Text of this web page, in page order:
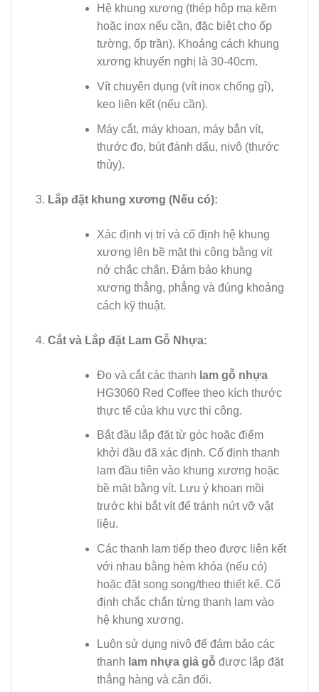
Hệ khung xương (thép hộp mạ kẽm
hoặc inox nếu cần, đặc biệt cho ốp
tường, ốp trần). Khoảng cách khung
xương khuyến nghị là 30-40cm.
Vít chuyên dụng (vít inox chống gỉ),
keo liên kết (nếu cần).
Máy cắt, máy khoan, máy bắn vít,
thước đo, bút đánh dấu, nivô (thước
thủy).
Lắp đặt khung xương (Nếu có):
Xác định vị trí và cố định hệ khung
xương lên bề mặt thi công bằng vít
nở chắc chắn. Đảm bảo khung
xương thẳng, phẳng và đúng khoảng
cách kỹ thuật.
Cắt và Lắp đặt Lam Gỗ Nhựa:
Đo và cắt các thanh lam gỗ nhựa
HG3060 Red Coffee theo kích thước
thực tế của khu vực thi công.
Bắt đầu lắp đặt từ góc hoặc điểm
khởi đầu đã xác định. Cố định thanh
lam đầu tiên vào khung xương hoặc
bề mặt bằng vít. Lưu ý khoan mồi
trước khi bắt vít để tránh nứt vỡ vật
liệu.
Các thanh lam tiếp theo được liên kết
với nhau bằng hèm khóa (nếu có)
hoặc đặt song song/theo thiết kế. Cố
định chắc chắn từng thanh lam vào
hệ khung xương.
Luôn sử dụng nivô để đảm bảo các
thanh lam nhựa giả gỗ được lắp đặt
thẳng hàng và cân đối.